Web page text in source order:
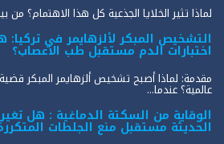
لماذا تثير الخلايا الجذعية كل هذا الاهتمام؟ من
التشخيص المبكر لألزهايمر في تركيا:
اختبارات الدم مستقبل طب الأعصاب؟
مقدمة: لماذا أصبح تشخيص ألزهايمر المبكر
عالمية؟ عندما...
الوقاية من السكتة الدماغية : هل تغير
الحديثة مستقبل منع الجلطات